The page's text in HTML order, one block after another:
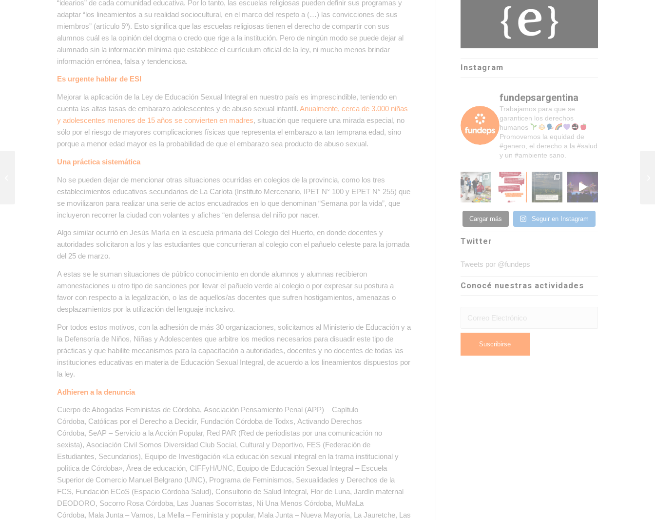
“idearios” de cada comunidad educativa. Por lo tanto, las escuelas religiosas pueden definir sus programas y
adaptar“los lineamientos a su realidad sociocultural, en el marco del respeto a (…) las convicciones de sus
miembros” (artículo 5º). Esto significa que las escuelas religiosas tienen el derecho de compartir con sus
alumnos cuál es la opinión del dogma o credo que rige a la institución. Pero de ningún modo se puede dejar al
alumnado sin la información mínima que establece el currículum oficial de la ley, ni mucho menos brindar
información errónea, falsa y tendenciosa.
Es urgente hablar de ESI
Mejorar la aplicación de la Ley de Educación Sexual Integral en nuestro país es imprescindible, teniendo en
cuenta las altas tasas de embarazo adolescentes y de abuso sexual infantil.Anualmente, cerca de 3.000 niñas
y adolescentes menores de 15 años se convierten en madres, situación que requiere una mirada especial, no
sólo por el riesgo de mayores complicaciones físicas que representa el embarazo a tan temprana edad, sino
porque a menor edad mayor es la probabilidad de que el embarazo sea producto de abuso sexual.
Una práctica sistemática
No se pueden dejar de mencionar otras situaciones ocurridas en colegios de la provincia, como los tres
establecimientos educativos secundarios de La Carlota (Instituto Mercenario, IPET N° 100 y EPET N° 255) que
se movilizaron para realizar una serie de actos encuadrados en lo que denominan “Semana por la vida”, que
incluyeron recorrer la ciudad con volantes y afiches “en defensa del niño por nacer.
Algo similar ocurrió en Jesús María en la escuela primaria del Colegio del Huerto, en donde docentes y
autoridades solicitaron a los y las estudiantes que concurrieran al colegio con el pañuelo celeste para la jornada
del 25 de marzo.
A estas se le suman situaciones de público conocimiento en donde alumnos y alumnas recibieron
amonestaciones u otro tipo de sanciones por llevar el pañuelo verde al colegio o por expresar su postura a
favor con respecto a la legalización, o las de aquellos/as docentes que sufren hostigamientos, amenazas o
desplazamientos por la utilización del lenguaje inclusivo.
Por todos estos motivos, con la adhesión de más 30 organizaciones, solicitamos al Ministerio de Educación y a
la Defensoría de Niños, Niñas y Adolescentes que arbitre los medios necesarios para disuadir este tipo de
prácticas y que habilite mecanismos para la capacitación a autoridades, docentes y no docentes de todas las
instituciones educativas en materia de Educación Sexual Integral, de acuerdo a los lineamientos dispuestos por
la ley.
Adhieren a la denuncia
Cuerpo de Abogadas Feministas de Córdoba, Asociación Pensamiento Penal (APP) – Capítulo
Córdoba, Católicas por el Derecho a Decidir, Fundación Córdoba de Todxs, Activando Derechos
Córdoba, SeAP – Servicio a la Acción Popular, Red PAR (Red de periodistas por una comunicación no
sexista), Asociación Civil Somos Diversidad Club Social, Cultural y Deportivo, FES (Federación de
Estudiantes, Secundarios), Equipo de Investigación «La educación sexual integral en la trama institucional y
política de Córdoba», Área de educación, CIFFyH/UNC, Equipo de Educación Sexual Integral – Escuela
Superior de Comercio Manuel Belgrano (UNC), Programa de Feminismos, Sexualidades y Derechos de la
FCS, Fundación ECoS (Espacio Córdoba Salud), Consultorio de Salud Integral, Flor de Luna, Jardín maternal
DEODORO, Socorro Rosa Córdoba, Las Juanas Socorristas, Ni Una Menos Córdoba, MuMaLa
Córdoba, Mala Junta – Vamos, La Mella – Feminista y popular, Mala Junta – Nueva Mayoría, La Jauretche, Las
Instagram
fundepsargentina
Trabajamos para que se
garanticen los derechos
humanos
Promovemos la equidad de
#genero, el derecho a la #salud
y un #ambiente sano.
Cargar más Seguir en Instagram
Twitter
Tweets por @fundeps
Conocé nuestras actividades